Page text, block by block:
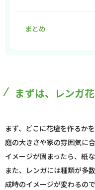
まとめ
まずは、レンガ
まず、どこに花壇を作るか
庭の大きさや家の雰囲気に
イメージが固まったら、紙
また、レンガには種類が多
成時のイメージが変わるの